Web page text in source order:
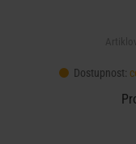
Dostupnost: